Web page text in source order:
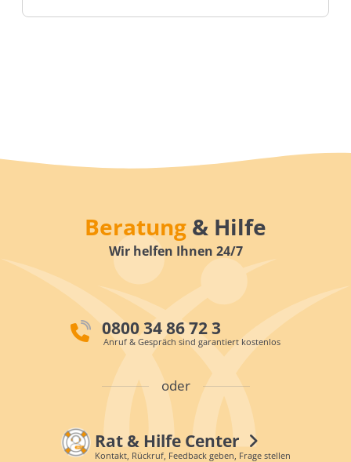
Beratung & Hilfe
Wir helfen Ihnen 24/7
0800 34 86 72 3
Anruf & Gespräch sind garantiert kostenlos
oder
Rat & Hilfe Center
Kontakt, Rückruf, Feedback geben, Frage stellen